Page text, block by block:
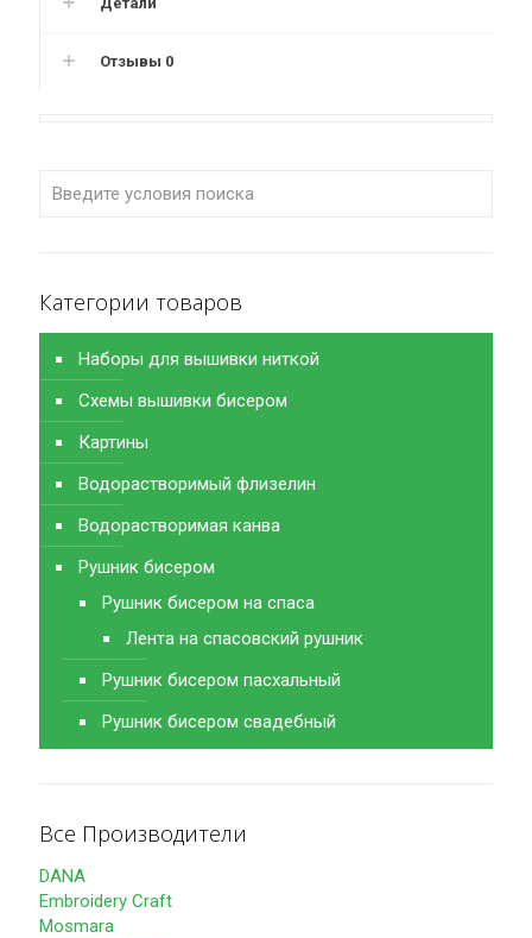
Отзывы 0
Категории товаров
Наборы для вышивки ниткой
Схемы вышивки бисером
Картины
Водорастворимый флизелин
Водорастворимая канва
Рушник бисером
Рушник бисером на спаса
Лента на спасовский рушник
Рушник бисером пасхальный
Рушник бисером свадебный
Все Производители
DANA
Embroidery Craft
Mosmara